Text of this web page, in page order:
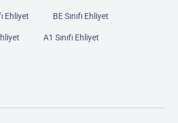
Ehliyet BE Sınıfı Ehliyet
A1 Sınıfı Ehliyet